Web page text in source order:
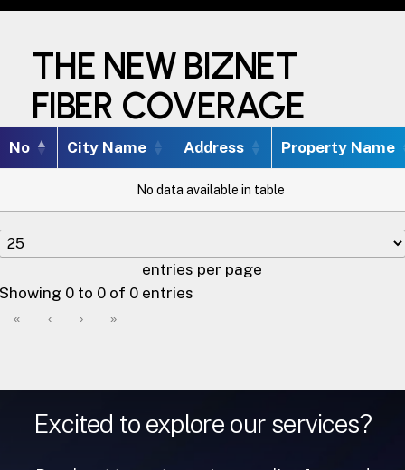
THE NEW BIZNET
FIBER COVERAGE
No City Name Address Property Name
No data available in table
entries per page
0 to 0 of 0 entries
« ‹ › »
Excited to explore our services?